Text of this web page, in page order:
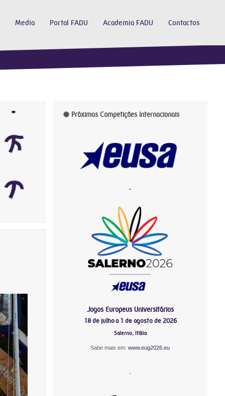
Media Portal FADU Academia FADU Contactos
Próximas Competições Internacionais
-
Jogos Europeus Universitários
18 de julho a 1 de agosto de 2026
Salerno, Itália
Sabe mais em:www.eug2026.eu
-